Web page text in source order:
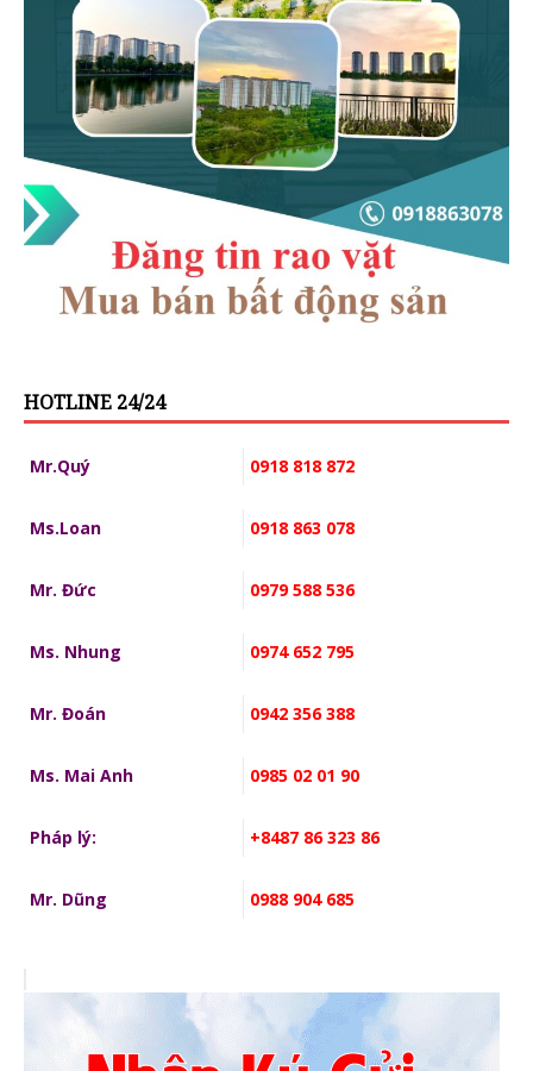
HOTLINE 24/24
Mr.Quý 0918 818 872
Ms.Loan 0918 863 078
Mr. Đức 0979 588 536
Ms. Nhung 0974 652 795
Mr. Đoán 0942 356 388
Ms. Mai Anh 0985 02 01 90
Pháp lý: +8487 86 323 86
Mr. Dũng 0988 904 685